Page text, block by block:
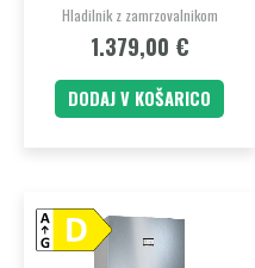
Hladilnik z zamrzovalnikom
1.379,00 €
DODAJ V KOŠARICO